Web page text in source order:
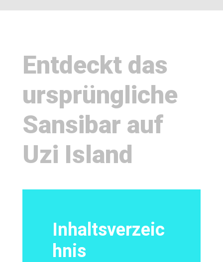
Entdeckt das
ursprüngliche
Sansibar auf
Uzi Island
Inhaltsverzeic
hnis